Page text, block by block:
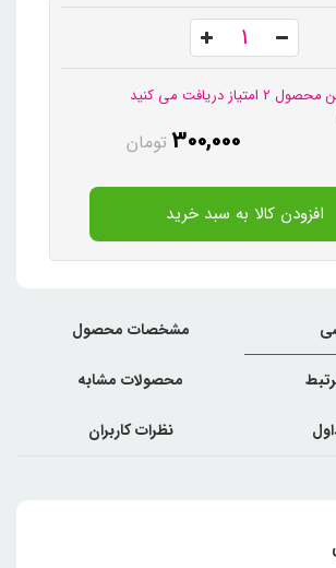
دریافت می کنید
300,000تومان
افزودن کالا به سبد خرید
مشخصات محصول
محصولات مشابه
نظرات کاربران